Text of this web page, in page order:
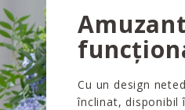
Cu un design
înclinat, disponibil